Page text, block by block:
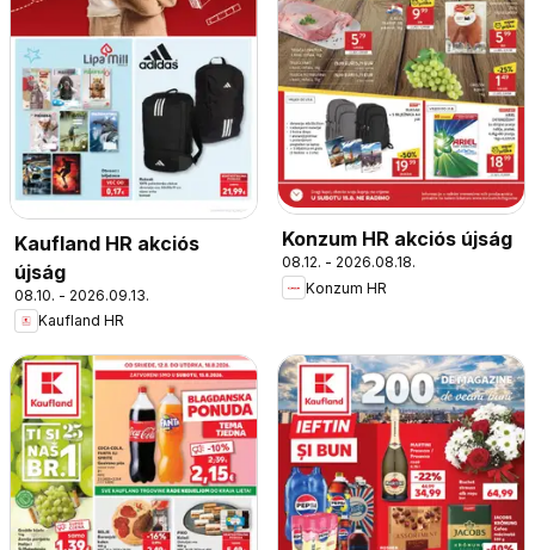
Kaufland HR akciós
újság
08.10. - 2026.09.13.
Kaufland HR
Konzum HR akciós újság
08.12. - 2026.08.18.
Konzum HR